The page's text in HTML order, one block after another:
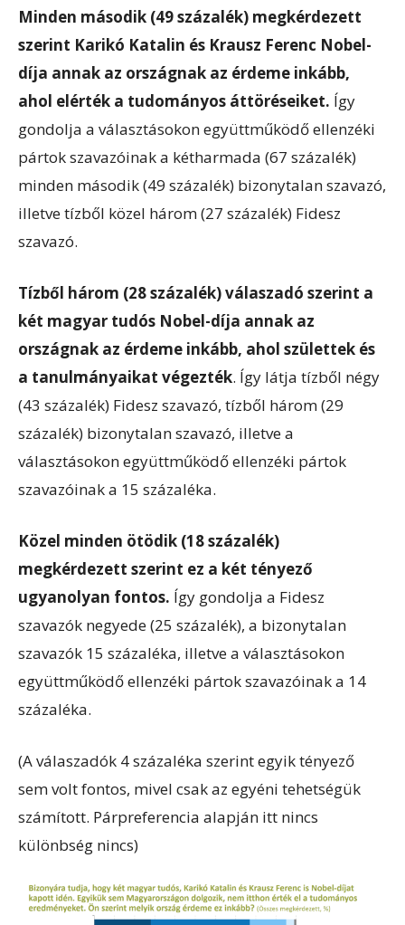
Minden második (49 százalék) megkérdezett
szerint Karikó Katalin és Krausz Ferenc Nobel-
díja annak az országnak az érdeme inkább,
ahol elérték a tudományos áttöréseiket. Így
gondolja a választásokon együttműködő ellenzéki
pártok szavazóinak a kétharmada (67 százalék)
minden második (49 százalék) bizonytalan szavazó,
illetve tízből közel három (27 százalék) Fidesz
szavazó.
Tízből három (28 százalék) válaszadó szerint a
két magyar tudós Nobel-díja annak az
országnak az érdeme inkább, ahol születtek és
a tanulmányaikat végezték. Így látja tízből négy
(43 százalék) Fidesz szavazó, tízből három (29
százalék) bizonytalan szavazó, illetve a
választásokon együttműködő ellenzéki pártok
szavazóinak a 15 százaléka.
Közel minden ötödik (18 százalék)
megkérdezett szerint ez a két tényező
ugyanolyan fontos. Így gondolja a Fidesz
szavazók negyede (25 százalék), a bizonytalan
szavazók 15 százaléka, illetve a választásokon
együttműködő ellenzéki pártok szavazóinak a 14
százaléka.
(A válaszadók 4 százaléka szerint egyik tényező
sem volt fontos, mivel csak az egyéni tehetségük
számított. Párpreferencia alapján itt nincs
különbség nincs)